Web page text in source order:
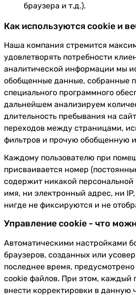
браузера и т.д.).
Как используются cookie и
Наша компания стремится
удовлетворять потребности
аналитической информации мы
обобщенные данные, собранные
специального программного
дальнейшем анализируем
длительность пребывания на
переходов между страницами,
фильтров и прочую обобщенную
Каждому пользователю при
присваивается номер
содержит никакой
имя, ни электронный адрес, ни
нигде не фиксируются и не
Управление cookie - что
Автоматическими настройками
браузеров, созданных или
последнее время,
cookie файлов. При этом, каждый
внести корректировки в данную